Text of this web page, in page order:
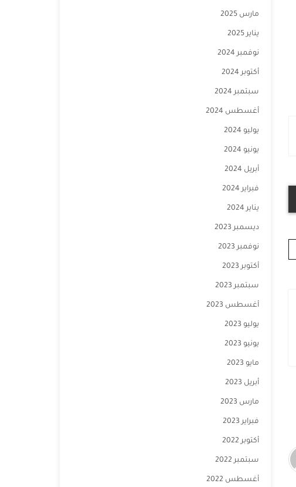
مارس 2025
يناير 2025
نوفمبر 2024
أكتوبر 2024
سبتمبر 2024
أغسطس 2024
يوليو 2024
يونيو 2024
أبريل 2024
فبراير 2024
يناير 2024
ديسمبر 2023
نوفمبر 2023
أكتوبر 2023
سبتمبر 2023
أغسطس 2023
يوليو 2023
يونيو 2023
مايو 2023
أبريل 2023
مارس 2023
فبراير 2023
أكتوبر 2022
سبتمبر 2022
أغسطس 2022